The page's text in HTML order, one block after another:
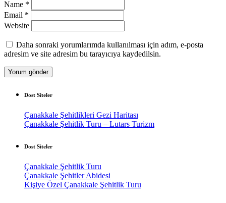
Name *
Email *
Website
Daha sonraki yorumlarımda kullanılması için adım, e-posta
adresim ve site adresim bu tarayıcıya kaydedilsin.
Dost Siteler
Çanakkale Şehitlikleri Gezi Haritası
Çanakkale Şehitlik Turu – Lutars Turizm
Dost Siteler
Çanakkale Şehitlik Turu
Çanakkale Şehitler Abidesi
Kişiye Özel Çanakkale Şehitlik Turu